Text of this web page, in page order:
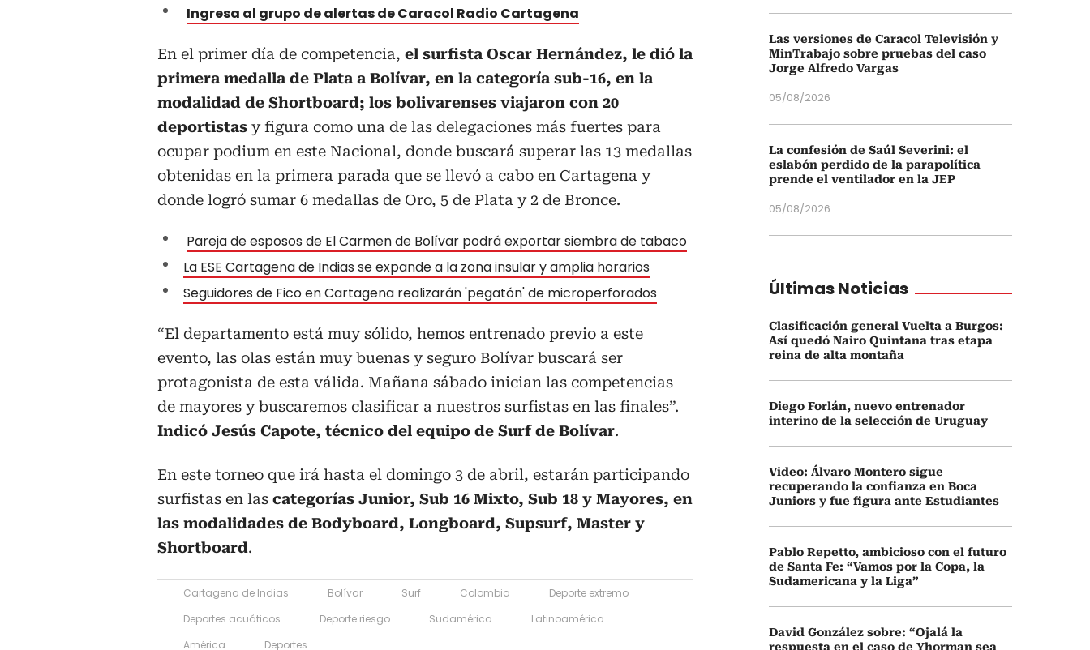
Ingresa al grupo de alertas de Caracol Radio Cartagena
En el primer día de competencia, el surfista Oscar Hernández, le dió la
primera medalla de Plata a Bolívar, en la categoría sub-16, en la
modalidad de Shortboard; los bolivarenses viajaron con 20
deportistas y figura como una de las delegaciones más fuertes para
ocupar podium en este Nacional, donde buscará superar las 13 medallas
obtenidas en la primera parada que se llevó a cabo en Cartagena y
donde logró sumar 6 medallas de Oro, 5 de Plata y 2 de Bronce.
Pareja de esposos de El Carmen de Bolívar podrá exportar siembra de tabaco
La ESE Cartagena de Indias se expande a la zona insular y amplia horarios
Seguidores de Fico en Cartagena realizarán 'pegatón' de microperforados
“El departamento está muy sólido, hemos entrenado previo a este
evento, las olas están muy buenas y seguro Bolívar buscará ser
protagonista de esta válida. Mañana sábado inician las competencias
de mayores y buscaremos clasificar a nuestros surfistas en las finales”.
Indicó Jesús Capote, técnico del equipo de Surf de Bolívar.
En este torneo que irá hasta el domingo 3 de abril, estarán participando
surfistas en las categorías Junior, Sub 16 Mixto, Sub 18 y Mayores, en
las modalidades de Bodyboard, Longboard, Supsurf, Master y
Shortboard.
Cartagena de Indias Bolívar Surf Colombia
Deporte extremo
Deportes acuáticos
Deporte riesgo Sudamérica
Latinoamérica
América
Deportes
Las versiones de Caracol Televisión y
MinTrabajo sobre pruebas del caso
Jorge Alfredo Vargas
05/08/2026
La confesión de Saúl Severini: el
eslabón perdido de la parapolítica
prende el ventilador en la JEP
05/08/2026
Últimas Noticias
Clasificación general Vuelta a Burgos:
Así quedó Nairo Quintana tras etapa
reina de alta montaña
Diego Forlán, nuevo entrenador
interino de la selección de Uruguay
Video: Álvaro Montero sigue
recuperando la confianza en Boca
Juniors y fue figura ante Estudiantes
Pablo Repetto, ambicioso con el futuro
de Santa Fe: “Vamos por la Copa, la
Sudamericana y la Liga”
David González sobre: “Ojalá la
respuesta en el caso de Yhorman sea